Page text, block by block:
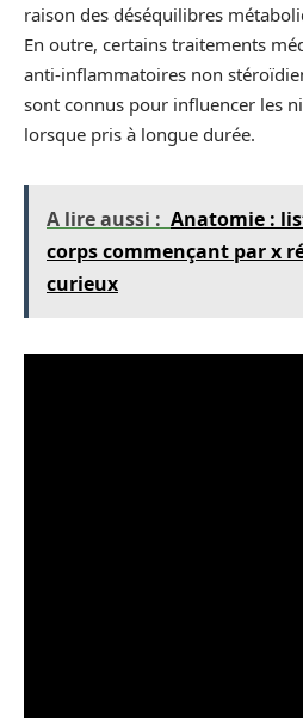
raison des déséquilibres
En outre, certains traitements
anti-inflammatoires non
sont connus pour influencer les
lorsque pris à longue durée.
A lire aussi : Anatomie :
corps commençant par x
curieux